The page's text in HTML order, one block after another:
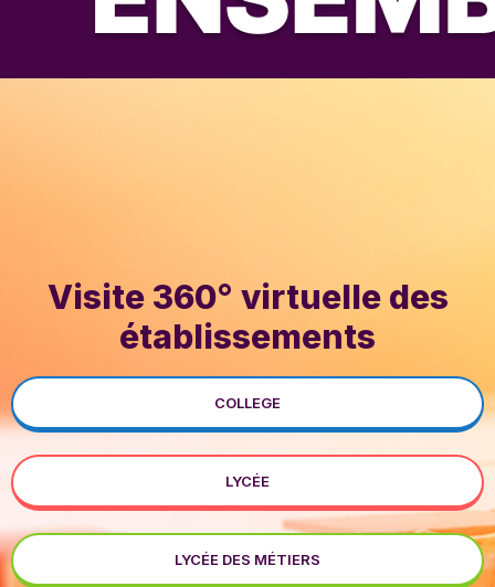
Visite 360° virtuelle des
établissements
COLLEGE
LYCÉE
LYCÉE DES MÉTIERS